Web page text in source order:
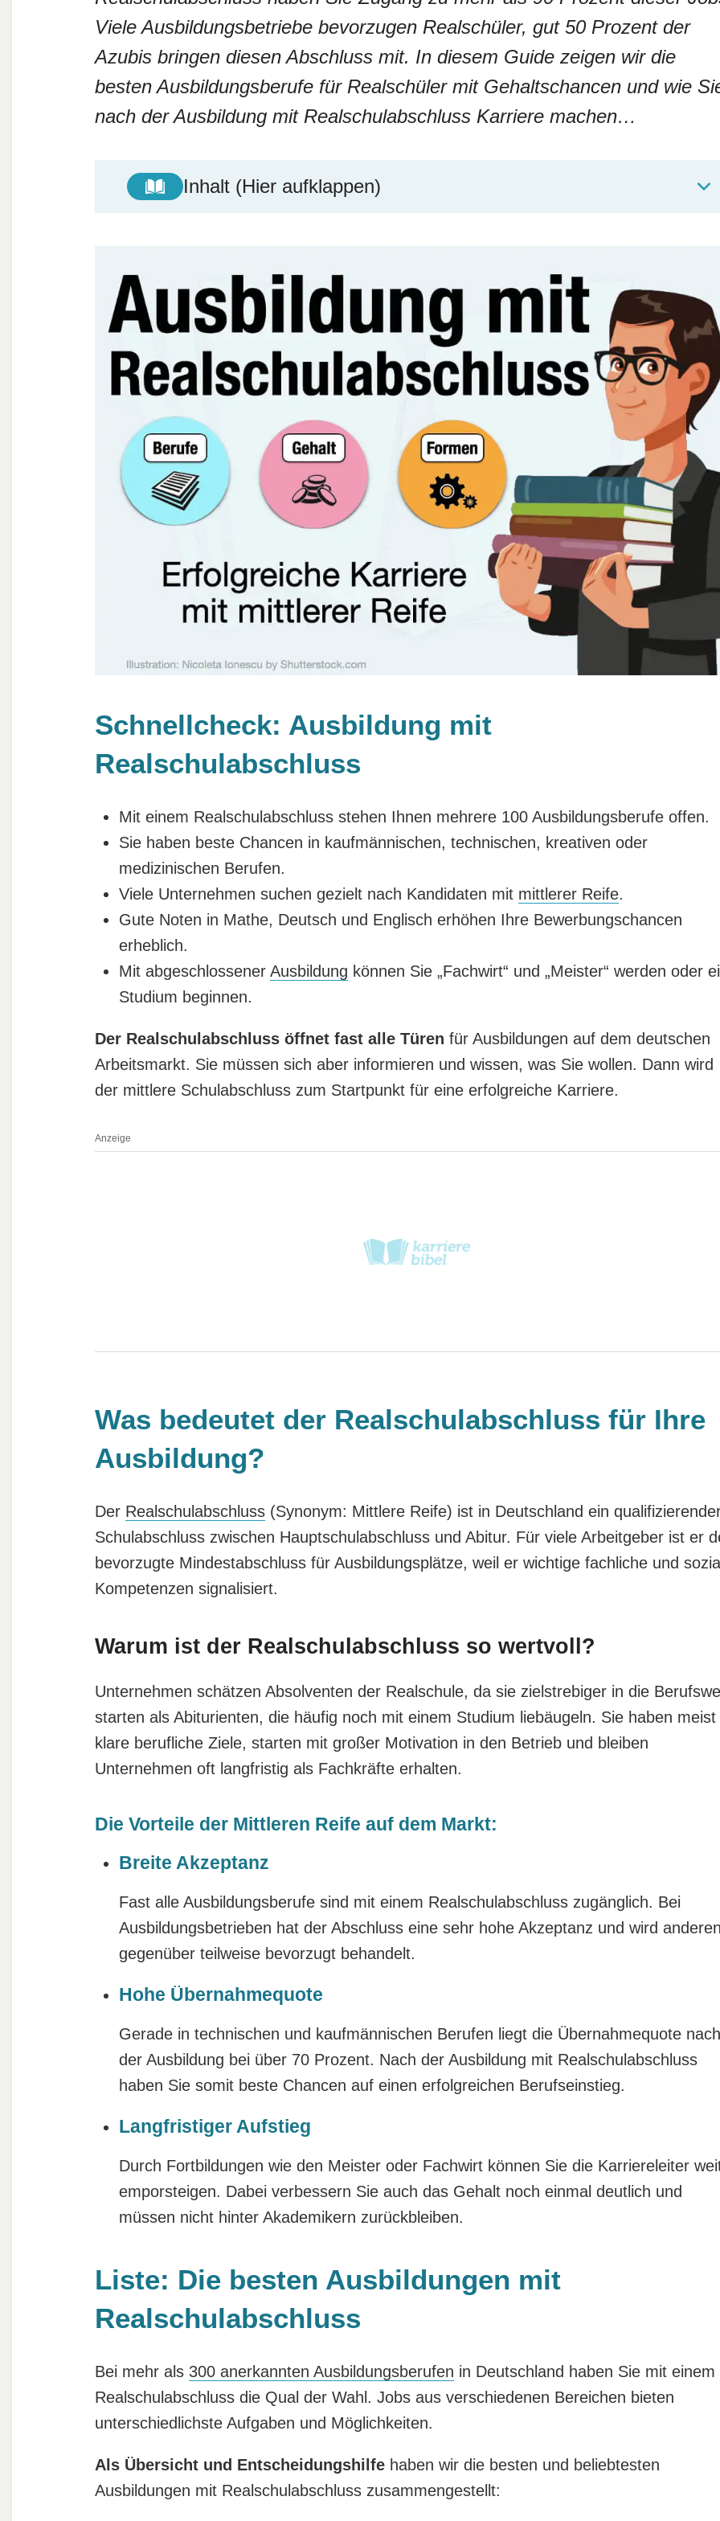
Viele Ausbildungsbetriebe bevorzugen Realschüler, gut 50 Prozent der
Azubis bringen diesen Abschluss mit. In diesem Guide zeigen wir die
besten Ausbildungsberufe für Realschüler mit Gehaltschancen und wie
nach der Ausbildung mit Realschulabschluss Karriere machen…
Inhalt (Hier aufklappen)
Schnellcheck: Ausbildung mit
Realschulabschluss
Mit einem Realschulabschluss stehen Ihnen mehrere 100 Ausbildungsberufe offen.
Sie haben beste Chancen in kaufmännischen, technischen, kreativen oder
medizinischen Berufen.
Viele Unternehmen suchen gezielt nach Kandidaten mit mittlerer Reife.
Gute Noten in Mathe, Deutsch und Englisch erhöhen Ihre Bewerbungschancen
erheblich.
Mit abgeschlossener Ausbildung können Sie „Fachwirt“ und „Meister“ werden oder
Studium beginnen.
Der Realschulabschluss öffnet fast alle Türen für Ausbildungen auf dem deutschen
Arbeitsmarkt. Sie müssen sich aber informieren und wissen, was Sie wollen. Dann wird
der mittlere Schulabschluss zum Startpunkt für eine erfolgreiche Karriere.
Anzeige
Was bedeutet der Realschulabschluss für Ihre
Ausbildung?
Der Realschulabschluss(Synonym: Mittlere Reife) ist in Deutschland ein
Schulabschluss zwischen Hauptschulabschluss und Abitur. Für viele Arbeitgeber ist er
bevorzugte Mindestabschluss für Ausbildungsplätze, weil er wichtige fachliche und
Kompetenzen signalisiert.
Warum ist der Realschulabschluss so wertvoll?
Unternehmen schätzen Absolventen der Realschule, da sie zielstrebiger in die
starten als Abiturienten, die häufig noch mit einem Studium liebäugeln. Sie haben meist
klare berufliche Ziele, starten mit großer Motivation in den Betrieb und bleiben
Unternehmen oft langfristig als Fachkräfte erhalten.
Die Vorteile der Mittleren Reife auf dem Markt:
Breite Akzeptanz
Fast alle Ausbildungsberufe sind mit einem Realschulabschluss zugänglich. Bei
Ausbildungsbetrieben hat der Abschluss eine sehr hohe Akzeptanz und wird
gegenüber teilweise bevorzugt behandelt.
Hohe Übernahmequote
Gerade in technischen und kaufmännischen Berufen liegt die Übernahmequote nach
der Ausbildung bei über 70 Prozent. Nach der Ausbildung mit Realschulabschluss
haben Sie somit beste Chancen auf einen erfolgreichen Berufseinstieg.
Langfristiger Aufstieg
Durch Fortbildungen wie den Meister oder Fachwirt können Sie die Karriereleiter
emporsteigen. Dabei verbessern Sie auch das Gehalt noch einmal deutlich und
müssen nicht hinter Akademikern zurückbleiben.
Liste: Die besten Ausbildungen mit
Realschulabschluss
Bei mehr als 300 anerkannten Ausbildungsberufen in Deutschland haben Sie mit einem
Realschulabschluss die Qual der Wahl. Jobs aus verschiedenen Bereichen bieten
unterschiedlichste Aufgaben und Möglichkeiten.
Als Übersicht und Entscheidungshilfehaben wir die besten und beliebtesten
Ausbildungen mit Realschulabschluss zusammengestellt: